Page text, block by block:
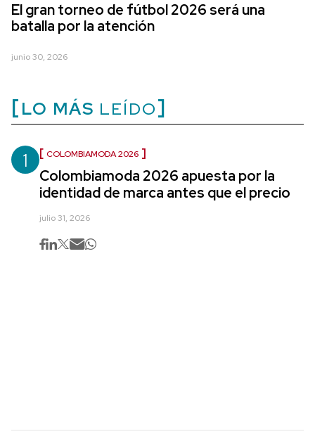
El gran torneo de fútbol 2026 será una
batalla por la atención
junio 30, 2026
LO MÁS LEÍDO
1 COLOMBIAMODA 2026
Colombiamoda 2026 apuesta por la
identidad de marca antes que el precio
julio 31, 2026